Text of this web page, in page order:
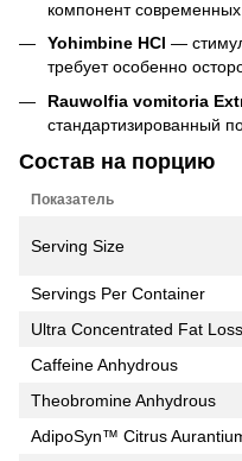
компонент
Yohimbine HCl —
требует особенно
Rauwolfia vomitoria
стандартизированный
Состав на порцию
Показатель
Serving Size
Servings Per Container
Ultra Concentrated Fat
Caffeine Anhydrous
Theobromine Anhydrous
AdipoSyn™ Citrus